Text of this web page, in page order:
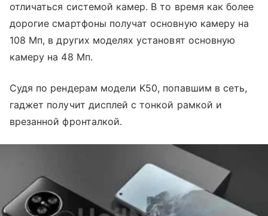
отличаться системой камер. В то время как более
дорогие смартфоны получат основную камеру на
108 Мп, в других моделях установят основную
камеру на 48 Мп.
Судя по рендерам модели K50, попавшим в сеть,
гаджет получит дисплей с тонкой рамкой и
врезанной фронталкой.